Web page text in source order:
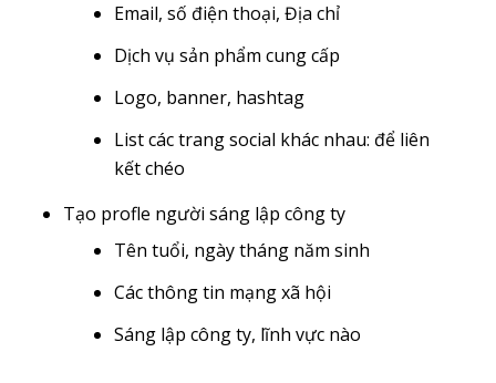
Email, số điện thoại, Địa chỉ
Dịch vụ sản phẩm cung cấp
Logo, banner, hashtag
List các trang social khác nhau: để liên
kết chéo
Tạo profle người sáng lập công ty
Tên tuổi, ngày tháng năm sinh
Các thông tin mạng xã hội
Sáng lập công ty, lĩnh vực nào